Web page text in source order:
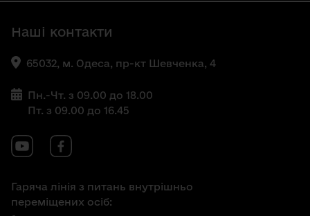
Наші контакти
65032, м. Одеса, пр-кт Шевченка, 4
Пн.-Чт. з 09.00 до 18.00
Пт. з 09.00 до 16.45
Гаряча лінія з питань внутрішньо
переміщених осіб: